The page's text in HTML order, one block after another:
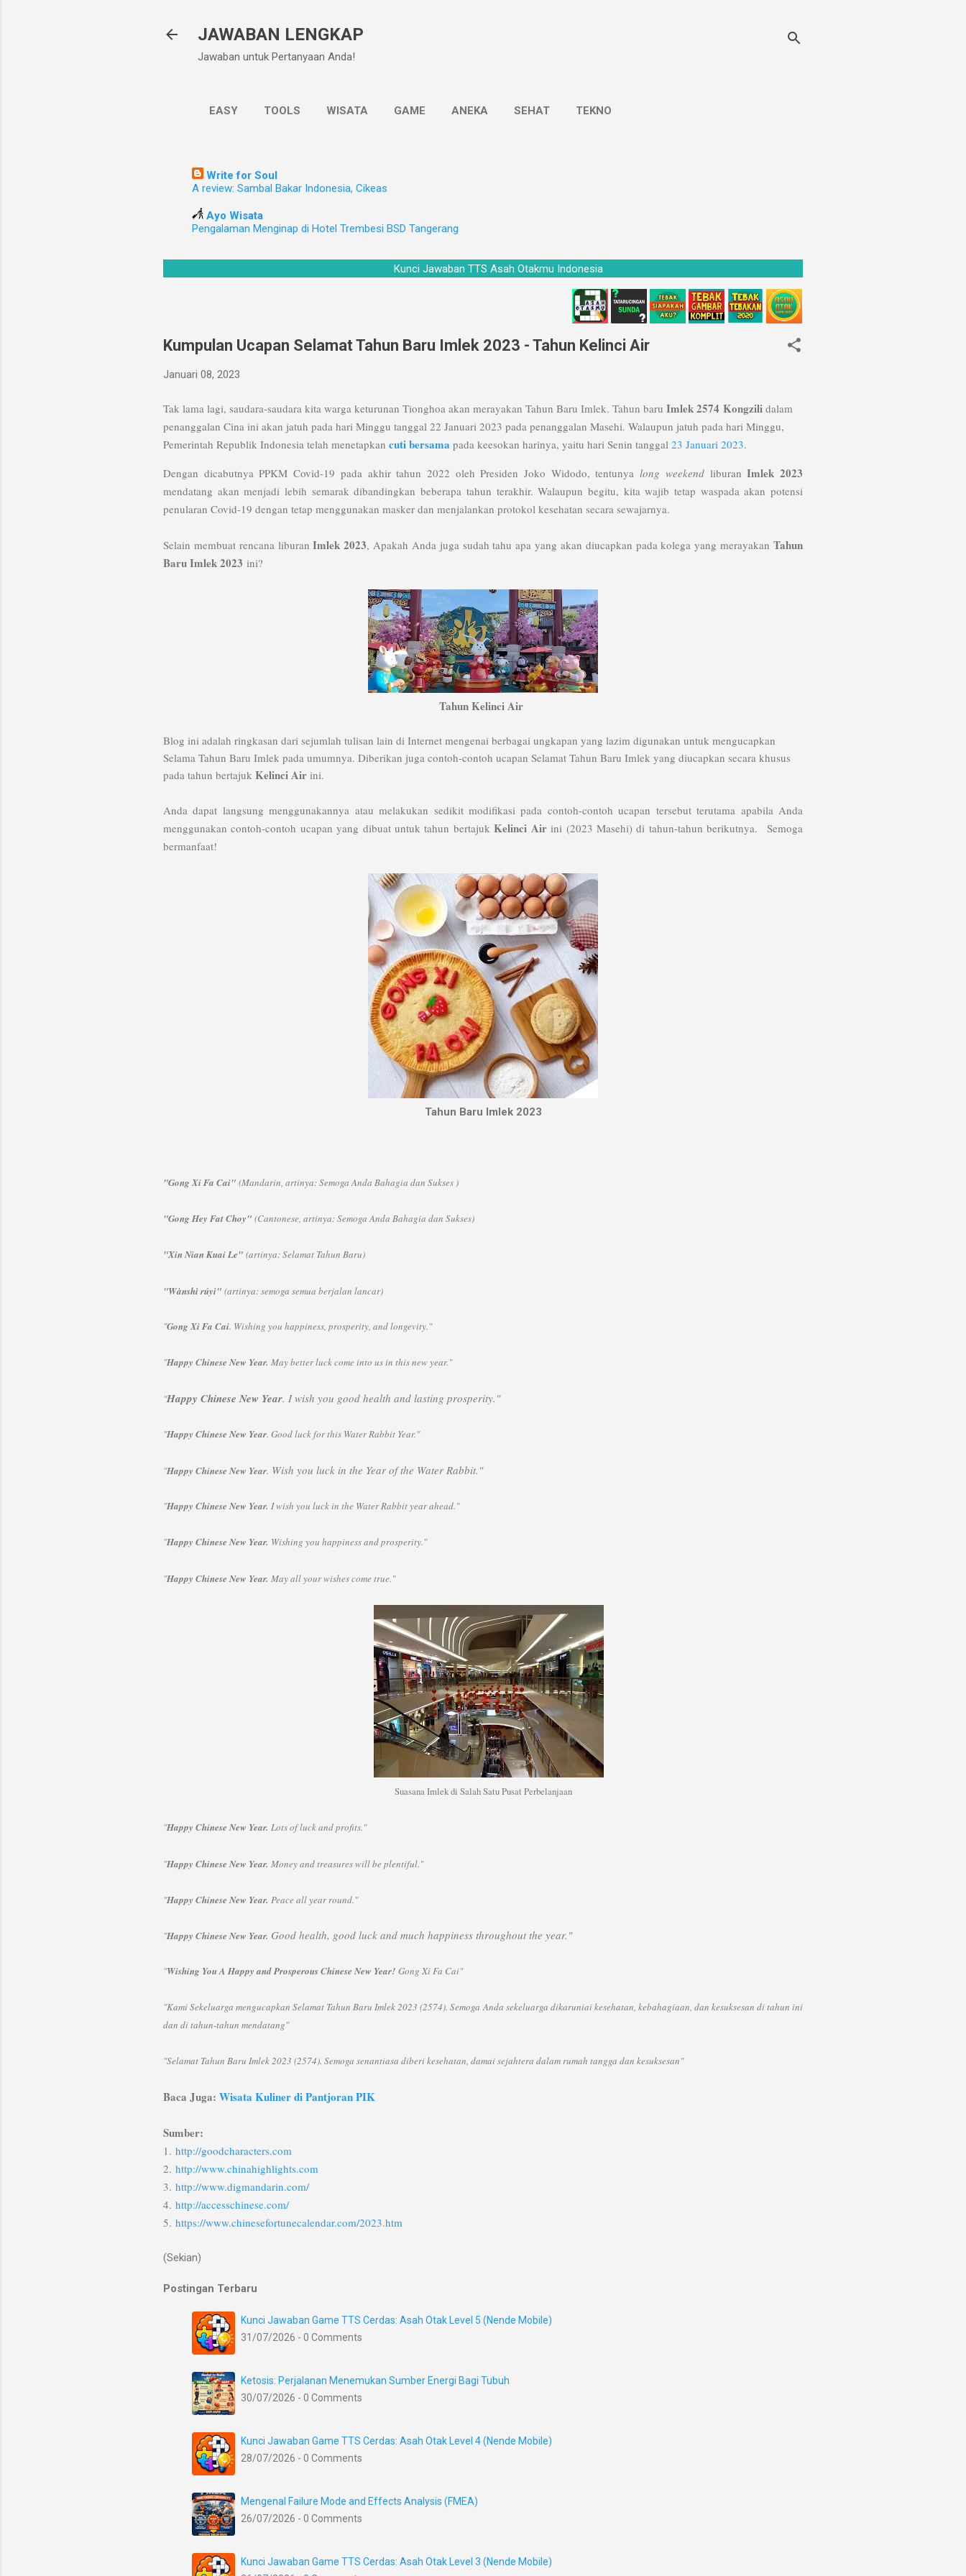
JAWABAN LENGKAP
Jawaban untuk Pertanyaan Anda!
EASY TOOLS WISATA GAME ANEKA SEHAT TEKNO
Write for Soul
A review: Sambal Bakar Indonesia, Cikeas
Ayo Wisata
Pengalaman Menginap di Hotel Trembesi BSD Tangerang
Kunci Jawaban TTS Asah Otakmu Indonesia
Kumpulan Ucapan Selamat Tahun Baru Imlek 2023 - Tahun Kelinci Air
Januari 08, 2023
Tak lama lagi, saudara-saudara kita warga keturunan Tionghoa akan merayakan Tahun Baru Imlek. Tahun baru Imlek 2574 Kongzili dalam
penanggalan Cina ini akan jatuh pada hari Minggu tanggal 22 Januari 2023 pada penanggalan Masehi. Walaupun jatuh pada hari Minggu,
Pemerintah Republik Indonesia telah menetapkan cuti bersama pada keesokan harinya, yaitu hari Senin tanggal 23 Januari 2023.
Dengan dicabutnya PPKM Covid-19 pada akhir tahun 2022 oleh Presiden Joko Widodo, tentunyalong weekend liburanImlek 2023
mendatang akan menjadi lebih semarak dibandingkan beberapa tahun terakhir. Walaupun begitu, kita wajib tetap waspada akan potensi
penularan Covid-19 dengan tetap menggunakan masker dan menjalankan protokol kesehatan secara sewajarnya.
Selain membuat rencana liburanImlek 2023, Apakah Anda juga sudah tahu apa yang akan diucapkan pada kolega yang merayakanTahun
Baru Imlek 2023 ini?
Tahun Kelinci Air
Blog ini adalah ringkasan dari sejumlah tulisan lain di Internet mengenai berbagai ungkapan yang lazim digunakan untuk mengucapkan
Selama Tahun Baru Imlek pada umumnya. Diberikan juga contoh-contoh ucapan Selamat Tahun Baru Imlek yang diucapkan secara khusus
pada tahun bertajuk Kelinci Air ini.
Anda dapat langsung menggunakannya atau melakukan sedikit modifikasi pada contoh-contoh ucapan tersebut terutama apabila Anda
menggunakan contoh-contoh ucapan yang dibuat untuk tahun bertajukKelinci Airini (2023 Masehi) di tahun-tahun berikutnya.Semoga
bermanfaat!
Tahun Baru Imlek 2023
"Gong Xi Fa Cai" (Mandarin, artinya: Semoga Anda Bahagia dan Sukses )
"Gong Hey Fat Choy" (Cantonese, artinya: Semoga Anda Bahagia dan Sukses)
"Xin Nian Kuai Le" (artinya: Selamat Tahun Baru)
"Wànshì rúyì" (artinya: semoga semua berjalan lancar)
"Gong Xi Fa Cai. Wishing you happiness, prosperity, and longevity."
"Happy Chinese New Year. May better luck come into us in this new year."
"Happy Chinese New Year. I wish you good health and lasting prosperity."
"Happy Chinese New Year. Good luck for this Water Rabbit Year."
"Happy Chinese New Year. Wish you luck in the Year of the Water Rabbit."
"Happy Chinese New Year. I wish you luck in the Water Rabbit year ahead."
"Happy Chinese New Year. Wishing you happiness and prosperity."
"Happy Chinese New Year. May all your wishes come true."
Suasana Imlek di Salah Satu Pusat Perbelanjaan
"Happy Chinese New Year. Lots of luck and profits."
"Happy Chinese New Year. Money and treasures will be plentiful."
"Happy Chinese New Year. Peace all year round."
"Happy Chinese New Year. Good health, good luck and much happiness throughout the year."
"Wishing You A Happy and Prosperous Chinese New Year! Gong Xi Fa Cai"
"Kami Sekeluarga mengucapkan Selamat Tahun Baru Imlek 2023 (2574). Semoga Anda sekeluarga dikaruniai kesehatan, kebahagiaan, dan kesuksesan di tahun ini
dan di tahun-tahun mendatang"
"Selamat Tahun Baru Imlek 2023 (2574). Semoga senantiasa diberi kesehatan, damai sejahtera dalam rumah tangga dan kesuksesan"
Baca Juga: Wisata Kuliner di Pantjoran PIK
Sumber:
1. http://goodcharacters.com
2. http://www.chinahighlights.com
3. http://www.digmandarin.com/
4. http://accesschinese.com/
5. https://www.chinesefortunecalendar.com/2023.htm
(Sekian)
Postingan Terbaru
Kunci Jawaban Game TTS Cerdas: Asah Otak Level 5 (Nende Mobile)
31/07/2026 - 0 Comments
Ketosis: Perjalanan Menemukan Sumber Energi Bagi Tubuh
30/07/2026 - 0 Comments
Kunci Jawaban Game TTS Cerdas: Asah Otak Level 4 (Nende Mobile)
28/07/2026 - 0 Comments
Mengenal Failure Mode and Effects Analysis (FMEA)
26/07/2026 - 0 Comments
Kunci Jawaban Game TTS Cerdas: Asah Otak Level 3 (Nende Mobile)